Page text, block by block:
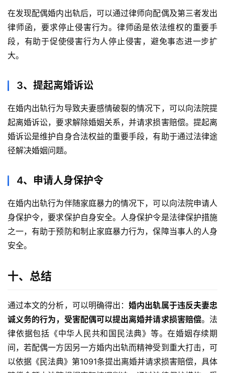
在发现配偶婚内出轨后，可以通过律师向配偶及第三者发出
律师函，要求停止侵害行为。律师函是依法维权的重要手
段，有助于促使侵害行为人停止侵害，避免事态进一步扩
大。
3、提起离婚诉讼
在婚内出轨行为导致夫妻感情破裂的情况下，可以向法院提
起离婚诉讼，要求解除婚姻关系，并请求损害赔偿。提起离
婚诉讼是维护自身合法权益的重要手段，有助于通过法律途
径解决婚姻问题。
4、申请人身保护令
在婚内出轨行为伴随家庭暴力的情况下，可以向法院申请人
身保护令，要求保护自身安全。人身保护令是法律保护措施
之一，有助于预防和制止家庭暴力行为，保障当事人的人身
安全。
十、总结
通过本文的分析，可以明确得出：婚内出轨属于违反夫妻忠
诚义务的行为，受害配偶可以提出离婚并请求损害赔偿。法
律依据包括《中华人民共和国民法典》等。在婚姻存续期
间，若配偶一方因另一方婚内出轨而精神受到重大打击，可
以依据《民法典》第1091条提出离婚并请求损害赔偿，具体